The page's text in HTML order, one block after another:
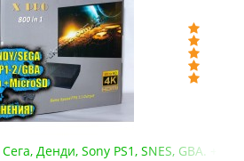
Денди, Sony PS1, SNES, GBA.